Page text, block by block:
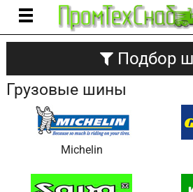
Подбор
Грузовые шины
Michelin